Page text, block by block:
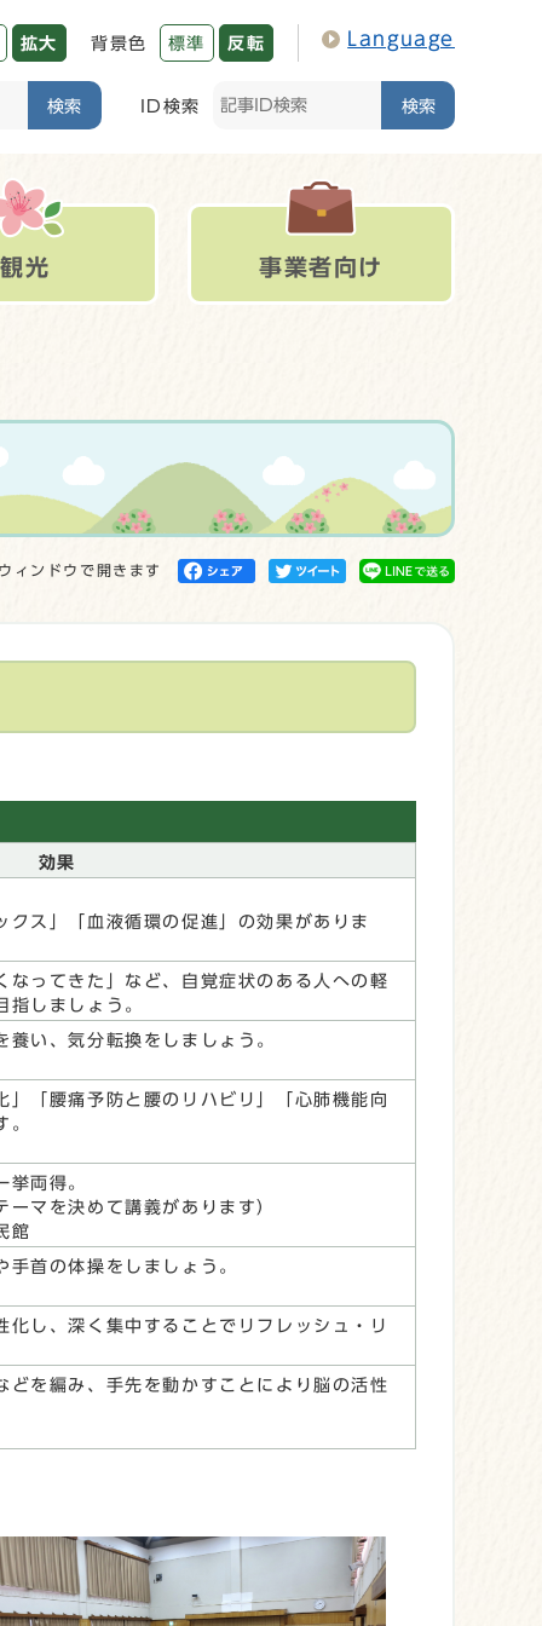
拡大 背景色 標準 反転 Language
検索 ID検索 検索
観光 事業者向け
ィンドウで開きます
効果
クス」「血液循環の促進」の効果がありま
なってきた」など、自覚症状のある人への軽
指しましょう。
い、気分転換をしましょう。
」「腰痛予防と腰のリハビリ」「心肺機能向
。
挙両得。
マを決めて講義があります）
館
首の体操をしましょう。
化し、深く集中することでリフレッシュ・リ
どを編み、手先を動かすことにより脳の活性